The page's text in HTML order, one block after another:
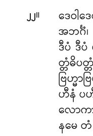
၂၂။
ဒေဝါ
အဘင်္ဂံ၊
ဒီပံ ဒီ
တ္တံဓိပတ္
ဗြဟ္မ
ဟီနံ ပ
လော
နမေ တံ